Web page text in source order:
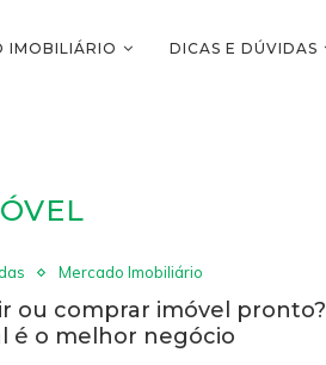
IMOBILIÁRIO DICAS E DÚVIDAS
Mercado Imobiliário
ou comprar imóvel pronto?
é o melhor negócio